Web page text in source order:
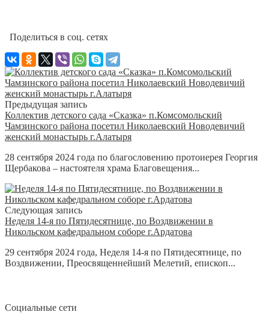
Поделиться в соц. сетях
Предыдущая запись
Коллектив детского сада «Сказка» п.Комсомольский
Чамзинского района посетил Николаевский Новодевичий
женский монастырь г.Алатыря
28 сентября 2024 года по благословению протоиерея Георгия
Щербакова – настоятеля храма Благовещения...
Следующая запись
Неделя 14-я по Пятидесятнице, по Воздвижении в
Никольском кафедральном соборе г.Ардатова
29 сентября 2024 года, Неделя 14-я по Пятидесятнице, по
Воздвижении, Преосвященнейший Мелетий, епископ...
Социальные сети